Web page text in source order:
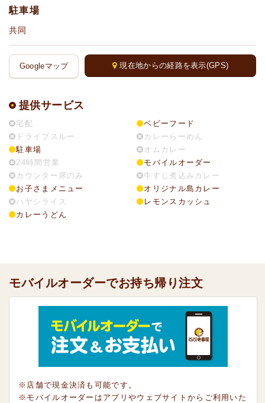
駐車場
共同
Googleマップ 現在地からの経路を表示(GPS)
提供サービス
宅配
ドライブスルー
駐車場
24時間営業
カウンター席のみ
お子さまメニュー
ハヤシライス
カレーうどん
ベビーフード
カレーらーめん
オムカレー
モバイルオーダー
牛すじ煮込みカレー
オリジナル島カレー
レモンスカッシュ
モバイルオーダーでお持ち帰り注文
※店舗で現金決済も可能です。
※モバイルオーダーはアプリやウェブサイトからご利用いた